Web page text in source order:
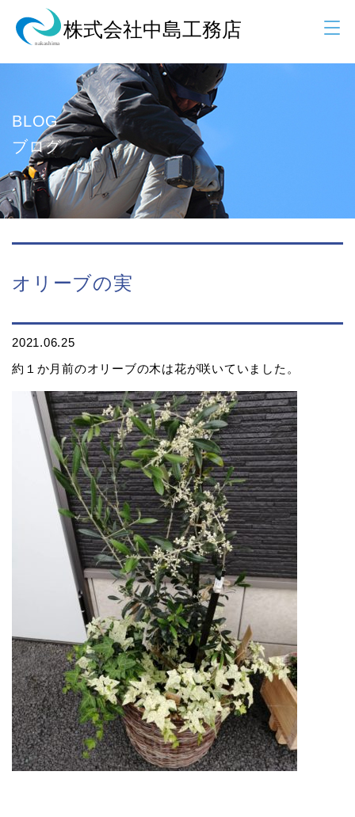
BLOG
ブログ
オリーブの実
2021.06.25
約１か月前のオリーブの木は花が咲いていました。